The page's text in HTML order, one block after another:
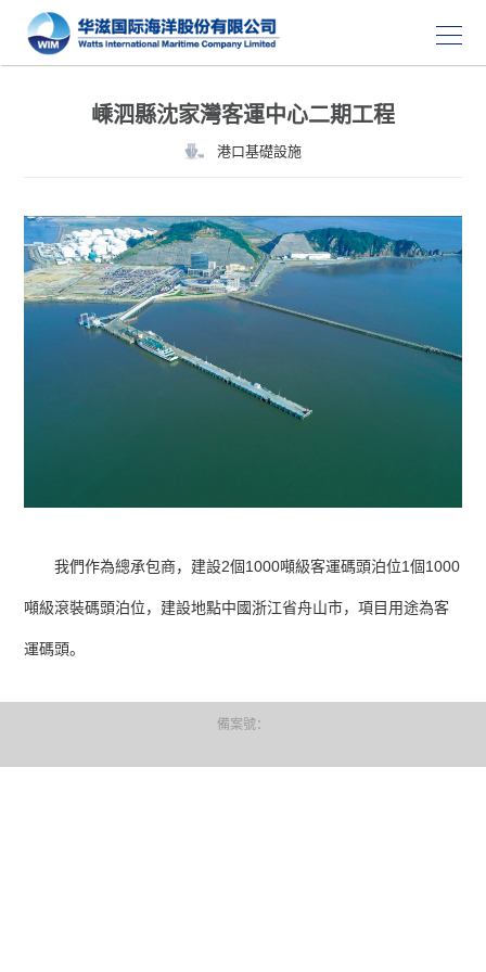
嵊泗縣沈家灣客運中心二期工程
港口基礎設施
我們作為總承包商，建設2個1000噸級客運碼頭泊位1個1000
噸級滾裝碼頭泊位，建設地點中國浙江省舟山市，項目用途為客
運碼頭。
備案號：